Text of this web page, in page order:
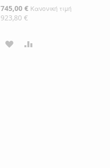
Ειδική
Τιμή
745,00 € Κανονική τιμή
923,80 €
ΠΡΟΣΘΉΚΗ